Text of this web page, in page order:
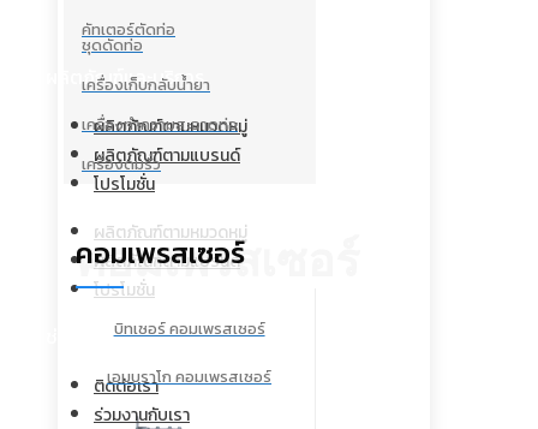
คัทเตอร์ตัดท่อ
ชุดดัดท่อ
เครื่องเก็บกลับน้ำยา
เครื่องทำความสะอาดท่อ
เครื่องดมรั่ว
คอมเพรสเซอร์
คอมเพรสเซอร์
บิทเซอร์ คอมเพรสเซอร์
เอมบราโก คอมเพรสเซอร์
ผลิตภัณฑ์และบริการ
ผลิตภัณฑ์ตามหมวดหมู่
ผลิตภัณฑ์ตามแบรนด์
โปรโมชั่น
ผลิตภัณฑ์ตามหมวดหมู่
ผลิตภัณฑ์ตามแบรนด์
โปรโมชั่น
ช่องทางติดต่อ
ติดต่อเรา
ร่วมงานกับเรา